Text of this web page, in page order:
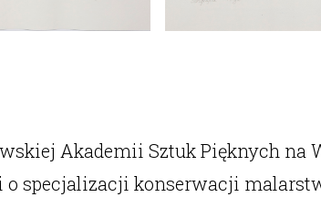
Akademii Sztuk Pięknych na
o specjalizacji konserwacji